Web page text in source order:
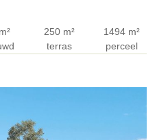
250 m²
terras
1494 m²
perceel